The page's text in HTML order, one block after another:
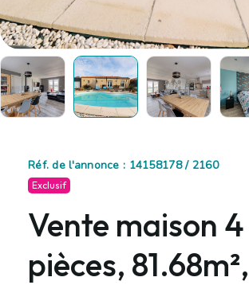
Réf. de l'annonce : 14158178 / 2160
Exclusif
Vente maison 4
pièces, 81.68m²,